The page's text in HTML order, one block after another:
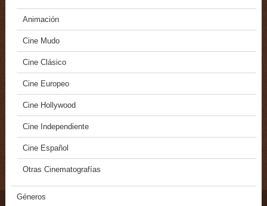
Animación
Cine Mudo
Cine Clásico
Cine Europeo
Cine Hollywood
Cine Independiente
Cine Español
Otras Cinematografías
Géneros